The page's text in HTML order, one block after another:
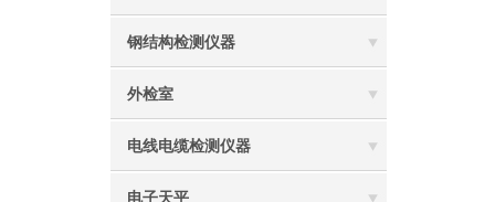
钢结构检测仪器
外检室
电线电缆检测仪器
电子天平